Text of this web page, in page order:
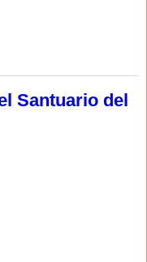
Santuario del